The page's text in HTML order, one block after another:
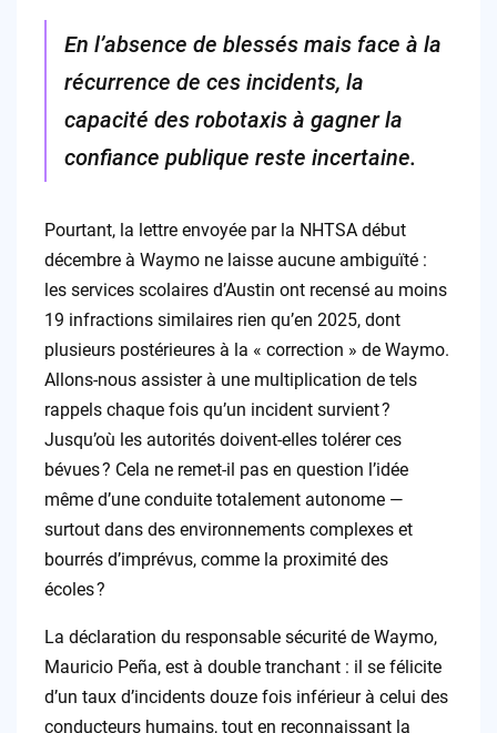
En l’absence de blessés mais face à la
récurrence de ces incidents, la
capacité des robotaxis à gagner la
confiance publique reste incertaine.
Pourtant, la lettre envoyée par la NHTSA début
décembre à Waymo ne laisse aucune ambiguïté :
les services scolaires d’Austin ont recensé au moins
19 infractions similaires rien qu’en 2025, dont
plusieurs postérieures à la « correction » de Waymo.
Allons-nous assister à une multiplication de tels
rappels chaque fois qu’un incident survient ?
Jusqu’où les autorités doivent-elles tolérer ces
bévues ? Cela ne remet-il pas en question l’idée
même d’une conduite totalement autonome —
surtout dans des environnements complexes et
bourrés d’imprévus, comme la proximité des
écoles ?
La déclaration du responsable sécurité de Waymo,
Mauricio Peña, est à double tranchant : il se félicite
d’un taux d’incidents douze fois inférieur à celui des
conducteurs humains, tout en reconnaissant la